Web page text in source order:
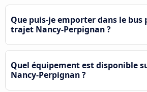
Que puis-je emporter dans le bus
trajet Nancy-Perpignan ?
Quel équipement est disponible
Nancy-Perpignan ?